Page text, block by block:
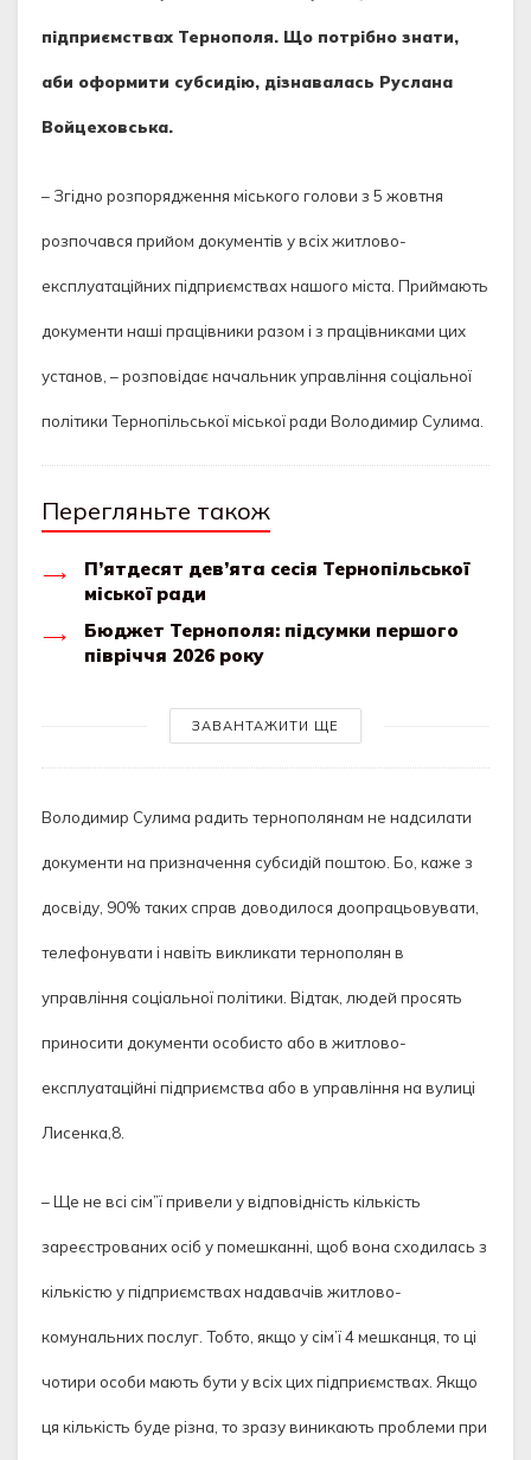
підприємствах Тернополя. Що потрібно знати,
аби оформити субсидію, дізнавалась Руслана
Войцеховська.
– Згідно розпорядження міського голови з 5 жовтня
розпочався прийом документів у всіх житлово-
експлуатаційних підприємствах нашого міста. Приймають
документи наші працівники разом і з працівниками цих
установ, – розповідає начальник управління соціальної
політики Тернопільської міської ради Володимир Сулима.
Перегляньте також
П’ятдесят дев’ята сесія Тернопільської
міської ради
Бюджет Тернополя: підсумки першого
півріччя 2026 року
ЗАВАНТАЖИТИ ЩЕ
Володимир Сулима радить тернополянам не надсилати
документи на призначення субсидій поштою. Бо, каже з
досвіду, 90% таких справ доводилося доопрацьовувати,
телефонувати і навіть викликати тернополян в
управління соціальної політики. Відтак, людей просять
приносити документи особисто або в житлово-
експлуатаційні підприємства або в управління на вулиці
Лисенка,8.
– Ще не всі сім”ї привели у відповідність кількість
зареєстрованих осіб у помешканні, щоб вона сходилась з
кількістю у підприємствах надавачів житлово-
комунальних послуг. Тобто, якщо у сім’ї 4 мешканця, то ці
чотири особи мають бути у всіх цих підприємствах. Якщо
ця кількість буде різна, то зразу виникають проблеми при